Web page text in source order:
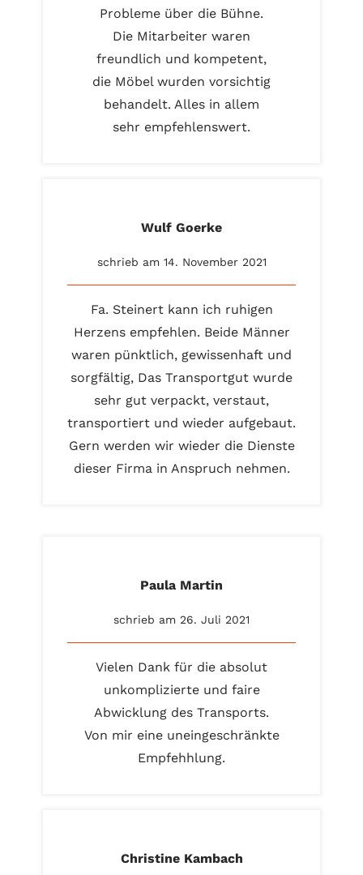
Probleme über die Bühne.
Die Mitarbeiter waren
freundlich und kompetent,
die Möbel wurden vorsichtig
behandelt. Alles in allem
sehr empfehlenswert.
Wulf Goerke
schrieb am 14. November 2021
Fa. Steinert kann ich ruhigen
Herzens empfehlen. Beide Männer
waren pünktlich, gewissenhaft und
sorgfältig, Das Transportgut wurde
sehr gut verpackt, verstaut,
transportiert und wieder aufgebaut.
Gern werden wir wieder die Dienste
dieser Firma in Anspruch nehmen.
Paula Martin
schrieb am 26. Juli 2021
Vielen Dank für die absolut
unkomplizierte und faire
Abwicklung des Transports.
Von mir eine uneingeschränkte
Empfehhlung.
Christine Kambach